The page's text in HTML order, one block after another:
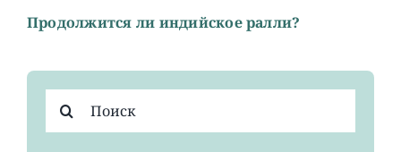
Продолжится ли индийское ралли?
поиска: